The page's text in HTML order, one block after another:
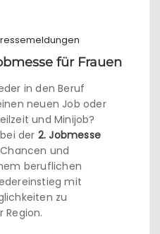
für Frauen
in den Beruf
neuen Job oder
und Minijob?
der 2. Jobmesse
und
beruflichen
mit
zu
Region.